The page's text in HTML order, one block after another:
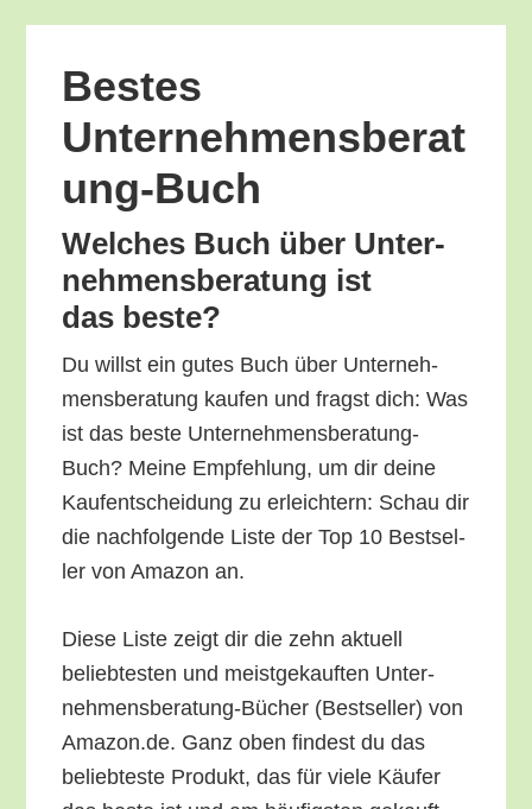
Bes­tes
Unternehmensberat
ung-Buch
Wel­ches Buch über Unter­
neh­mens­be­ra­tung ist
das beste?
Du willst ein gutes Buch über Unter­neh­
mens­be­ra­tung kau­fen und fragst dich: Was
ist das bes­te Unter­neh­mens­be­ra­tung-
Buch? Mei­ne Emp­feh­lung, um dir dei­ne
Kauf­ent­schei­dung zu erleich­tern: Schau dir
die nach­fol­gen­de Lis­te der Top 10 Best­sel­
ler von Ama­zon an.
Die­se Lis­te zeigt dir die zehn aktu­ell
belieb­tes­ten und meist­ge­kauf­ten Unter­
neh­mens­be­ra­tung-Bücher (Best­sel­ler) von
Amazon.de. Ganz oben fin­dest du das
belieb­tes­te Pro­dukt, das für vie­le Käu­fer